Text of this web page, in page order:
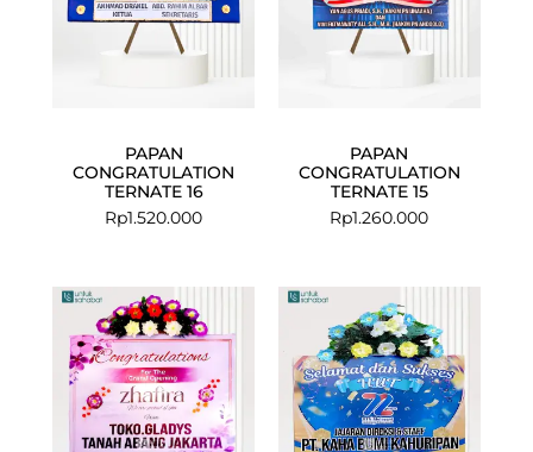
PAPAN
CONGRATULATION
TERNATE 16
Rp1.520.000
PAPAN
CONGRATULATION
TERNATE 15
Rp1.260.000